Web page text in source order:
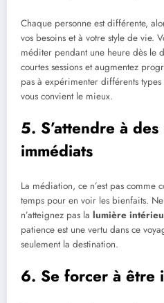
Chaque personne est différente,
vos besoins et à votre style de vie.
méditer pendant une heure dès le
courtes sessions et augmentez
pas à expérimenter différents
vous convient le mieux.
5. S’attendre à
immédiats
La médiation, ce n’est pas comme
temps pour en voir les bienfaits.
n’atteignez pas la lumière
patience est une vertu dans ce
seulement la destination.
6. Se forcer à être